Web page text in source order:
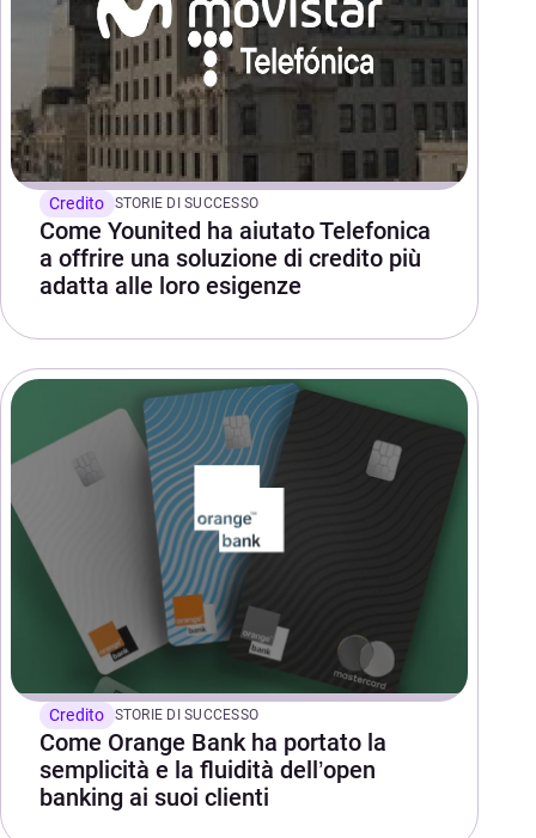
Credito STORIE DI SUCCESSO
Come Younited ha aiutato Telefonica
a offrire una soluzione di credito più
adatta alle loro esigenze
Credito STORIE DI SUCCESSO
Come Orange Bank ha portato la
semplicità e la fluidità dell’open
banking ai suoi clienti